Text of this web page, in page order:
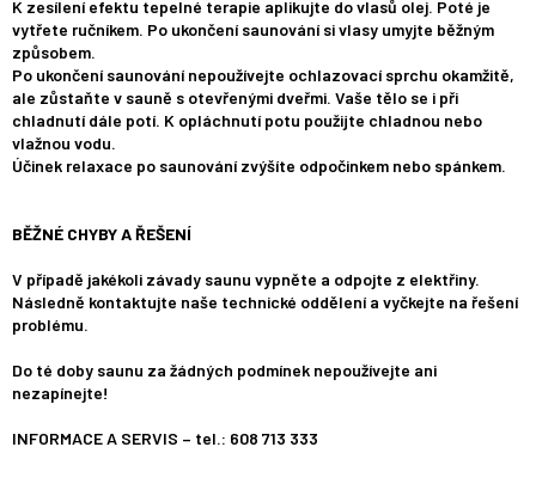
K zesílení efektu tepelné terapie aplikujte do vlasů olej. Poté je
vytřete ručníkem. Po ukončení saunování si vlasy umyjte běžným
způsobem.
Po ukončení saunování nepoužívejte ochlazovací sprchu okamžitě,
ale zůstaňte v sauně s otevřenými dveřmi. Vaše tělo se i při
chladnutí dále potí. K opláchnutí potu použijte chladnou nebo
vlažnou vodu.
Účinek relaxace po saunování zvýšíte odpočinkem nebo spánkem.
BĚŽNÉ CHYBY A ŘEŠENÍ
V případě jakékoli závady saunu vypněte a odpojte z elektřiny.
Následně kontaktujte naše technické oddělení a vyčkejte na řešení
problému.
Do té doby saunu za žádných podmínek nepoužívejte ani
nezapínejte!
INFORMACE A SERVIS – tel.: 608 713 333